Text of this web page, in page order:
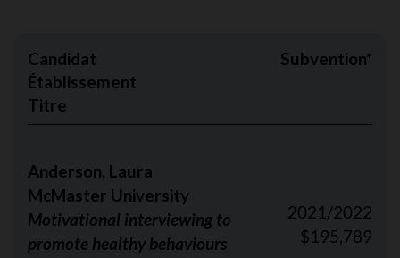
Candidat
Établissement
Titre
Subvention*
Anderson, Laura
McMaster University
Motivational interviewing to
promote healthy behaviours
2021/2022
$195,789